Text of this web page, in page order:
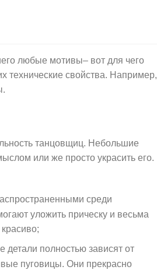
любые мотивы– вот для чего
технические свойства. Например,
танцовщиц. Небольшие
или же просто украсить его.
среди
уложить прическу и весьма
детали полностью зависят от
пуговицы. Они прекрасно